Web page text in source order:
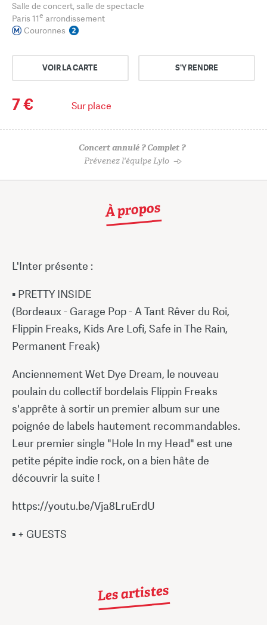
Salle de concert, salle de spectacle
Paris 11e arrondissement
Couronnes
VOIR LA CARTE S'Y RENDRE
7 € Sur place
Concert annulé ? Complet ?
Prévenez l'équipe Lylo
À propos
L'Inter présente :
▪ PRETTY INSIDE
(Bordeaux - Garage Pop - A Tant Rêver du Roi,
Flippin Freaks, Kids Are Lofi, Safe in The Rain,
Permanent Freak)
Anciennement Wet Dye Dream, le nouveau
poulain du collectif bordelais Flippin Freaks
s'apprête à sortir un premier album sur une
poignée de labels hautement recommandables.
Leur premier single "Hole In my Head" est une
petite pépite indie rock, on a bien hâte de
découvrir la suite !
https://youtu.be/Vja8LruErdU
▪ + GUESTS
Les artistes